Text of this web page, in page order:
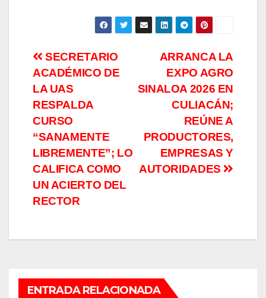
Navegación
de
entradas
ARRANCA LA
EXPO AGRO
SINALOA 2026 EN
CULIACÁN;
REÚNE A
PRODUCTORES,
EMPRESAS Y
AUTORIDADES
SECRETARIO
ACADÉMICO DE
LA UAS
RESPALDA
CURSO
“SANAMENTE
LIBREMENTE”; LO
CALIFICA COMO
UN ACIERTO DEL
RECTOR
ENTRADA RELACIONADA